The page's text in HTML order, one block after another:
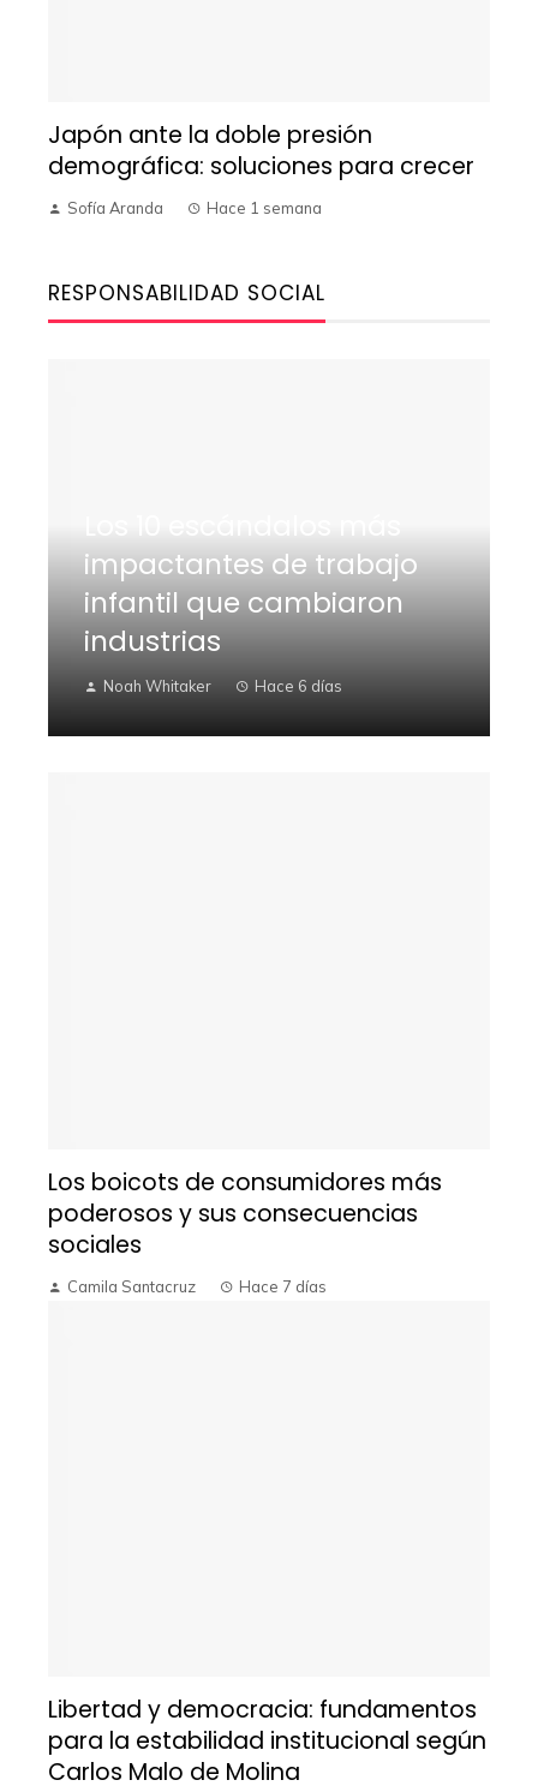
Japón ante la doble presión
demográfica: soluciones para crecer
Sofía Aranda Hace 1 semana
RESPONSABILIDAD SOCIAL
impactantes de trabajo
infantil que cambiaron
industrias
Noah Whitaker Hace 6 días
Los boicots de consumidores más
poderosos y sus consecuencias
sociales
Camila Santacruz Hace 7 días
Libertad y democracia: fundamentos
para la estabilidad institucional según
Carlos Malo de Molina